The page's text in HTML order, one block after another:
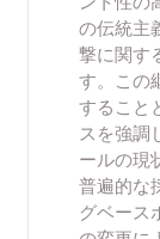
の伝統主
撃に関す
す。この
すること
スを強調
ールの現
普遍的な
グベース